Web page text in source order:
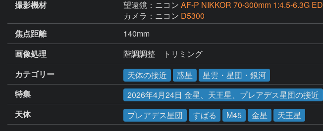
撮影機材
望遠鏡：ニコン AF-P NIKKOR 70-300mm 1:4.5-6.3G ED
カメラ：ニコン D5300
焦点距離
140mm
画像処理
階調調整　トリミング
カテゴリー
天体の接近 惑星
星雲・星団・銀河
特集
2026年4月24日 金星、天王星、プレアデス星団の接近
天体
プレアデス星団 すばる M45 金星 天王星